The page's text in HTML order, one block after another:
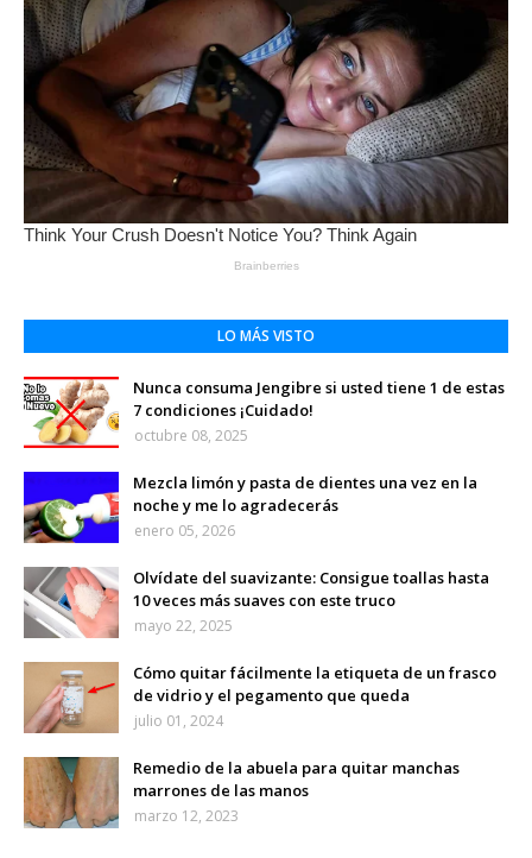
LO MÁS VISTO
Nunca consuma Jengibre si usted tiene 1 de estas
7 condiciones ¡Cuidado!
octubre 08, 2025
Mezcla limón y pasta de dientes una vez en la
noche y me lo agradecerás
enero 05, 2026
Olvídate del suavizante: Consigue toallas hasta
10 veces más suaves con este truco
mayo 22, 2025
Cómo quitar fácilmente la etiqueta de un frasco
de vidrio y el pegamento que queda
julio 01, 2024
Remedio de la abuela para quitar manchas
marrones de las manos
marzo 12, 2023